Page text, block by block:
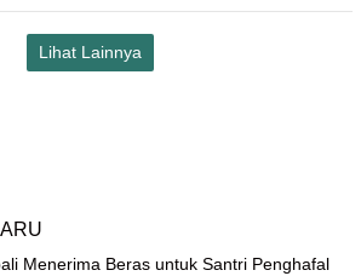
Lihat Lainnya
Menerima Beras untuk Santri Penghafal